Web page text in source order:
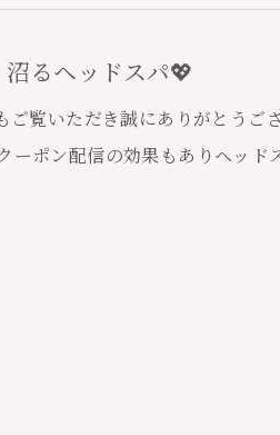
沼るヘッドスパ💖
覧いただき誠にありがとうご
ーポン配信の効果もありヘッ